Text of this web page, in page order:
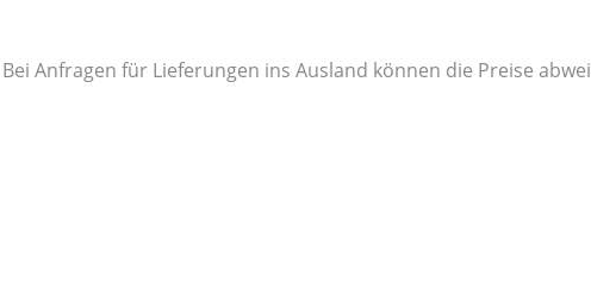
Anfragen für Lieferungen ins Ausland können die Preise